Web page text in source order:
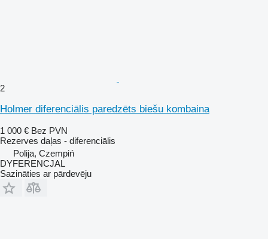
2
Holmer diferenciālis paredzēts biešu kombaina
1 000 € Bez PVN
Rezerves daļas - diferenciālis
Polija, Czempiń
DYFERENCJAL
Sazināties ar pārdevēju